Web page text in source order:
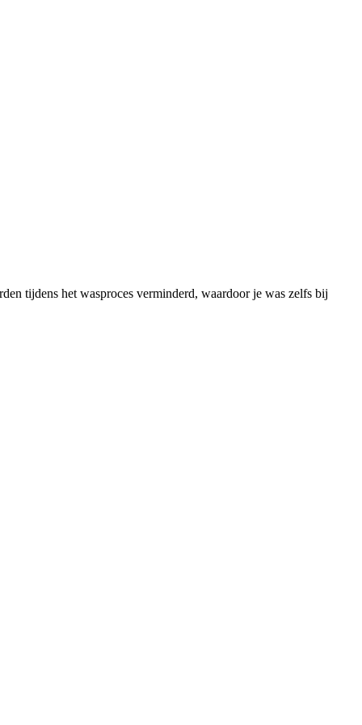
tijdens het wasproces verminderd, waardoor je was zelfs bij